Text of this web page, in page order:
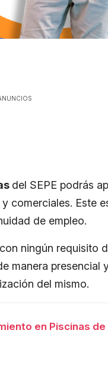
del SEPE podrás
comerciales. Este
de empleo.
ningún requisito
manera presencial
del mismo.
en Piscinas